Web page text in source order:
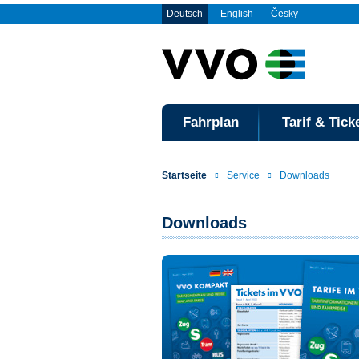
Deutsch English Česky
Fahrplan Tarif &
Startseite Service Downloads
Downloads